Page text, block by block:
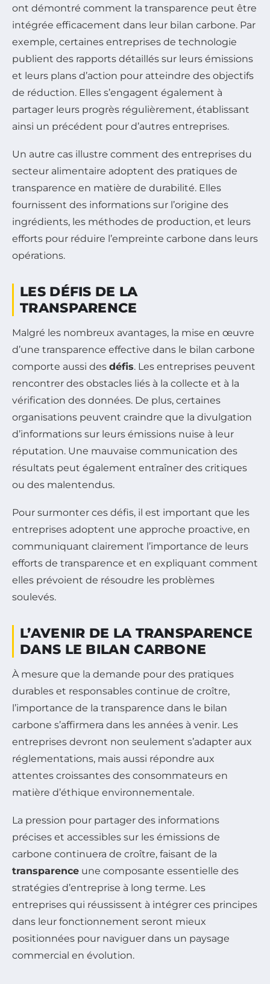
ont démontré comment la transparence peut être
intégrée efficacement dans leur bilan carbone. Par
exemple, certaines entreprises de technologie
publient des rapports détaillés sur leurs émissions
et leurs plans d’action pour atteindre des objectifs
de réduction. Elles s’engagent également à
partager leurs progrès régulièrement, établissant
ainsi un précédent pour d’autres entreprises.
Un autre cas illustre comment des entreprises du
secteur alimentaire adoptent des pratiques de
transparence en matière de durabilité. Elles
fournissent des informations sur l’origine des
ingrédients, les méthodes de production, et leurs
efforts pour réduire l’empreinte carbone dans leurs
opérations.
LES DÉFIS DE LA
TRANSPARENCE
Malgré les nombreux avantages, la mise en œuvre
d’une transparence effective dans le bilan carbone
comporte aussi des défis. Les entreprises peuvent
rencontrer des obstacles liés à la collecte et à la
vérification des données. De plus, certaines
organisations peuvent craindre que la divulgation
d’informations sur leurs émissions nuise à leur
réputation. Une mauvaise communication des
résultats peut également entraîner des critiques
ou des malentendus.
Pour surmonter ces défis, il est important que les
entreprises adoptent une approche proactive, en
communiquant clairement l’importance de leurs
efforts de transparence et en expliquant comment
elles prévoient de résoudre les problèmes
soulevés.
L’AVENIR DE LA TRANSPARENCE
DANS LE BILAN CARBONE
À mesure que la demande pour des pratiques
durables et responsables continue de croître,
l’importance de la transparence dans le bilan
carbone s’affirmera dans les années à venir. Les
entreprises devront non seulement s’adapter aux
réglementations, mais aussi répondre aux
attentes croissantes des consommateurs en
matière d’éthique environnementale.
La pression pour partager des informations
précises et accessibles sur les émissions de
carbone continuera de croître, faisant de la
transparence une composante essentielle des
stratégies d’entreprise à long terme. Les
entreprises qui réussissent à intégrer ces principes
dans leur fonctionnement seront mieux
positionnées pour naviguer dans un paysage
commercial en évolution.